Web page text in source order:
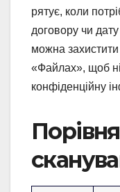
рятує, коли
договору чи
можна
«Файлах», щоб
конфіденційну